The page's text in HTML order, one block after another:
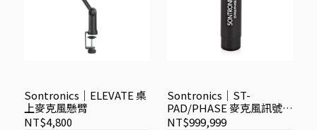
Sontronics｜ELEVATE 桌
上麥克風懸臂
NT$4,800
Sontronics｜ST-
PAD/PHASE 麥克風訊號衰
減器
NT$999,999